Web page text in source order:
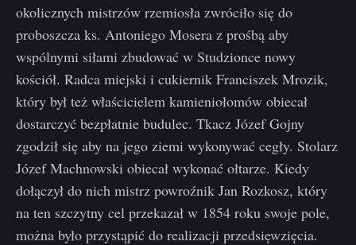
okolicznych mistrzów rzemiosła zwróciło się do
proboszcza ks. Antoniego Mosera z prośbą aby
wspólnymi siłami zbudować w Studzionce nowy
kościół. Radca miejski i cukiernik Franciszek Mrozik,
który był też właścicielem kamieniołomów obiecał
dostarczyć bezpłatnie budulec. Tkacz Józef Gojny
zgodził się aby na jego ziemi wykonywać cegły. Stolarz
Józef Machnowski obiecał wykonać ołtarze. Kiedy
dołączył do nich mistrz powroźnik Jan Rozkosz, który
na ten szczytny cel przekazał w 1854 roku swoje pole,
można było przystąpić do realizacji przedsięwzięcia.